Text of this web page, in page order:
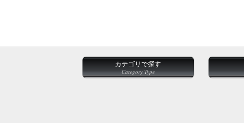
カテゴリで探す
Category Type